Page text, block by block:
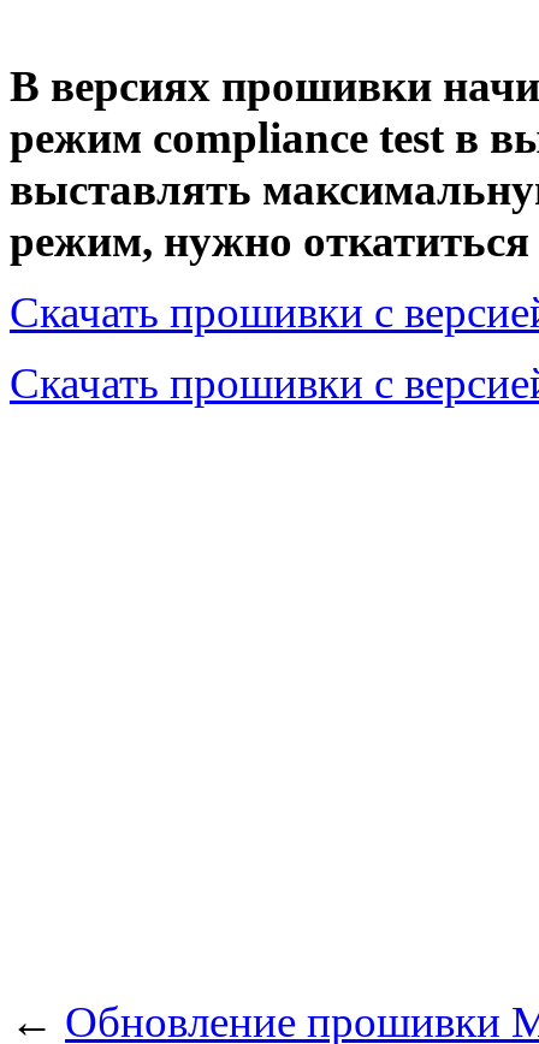
В версиях прошивки
режим compliance test в
выставлять
режим, нужно
Скачать прошивки с
Скачать прошивки с
← Обновление прошивки